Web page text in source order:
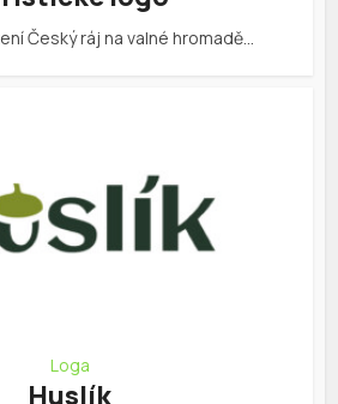
Český ráj na valné hromadě…
Loga
Huslík